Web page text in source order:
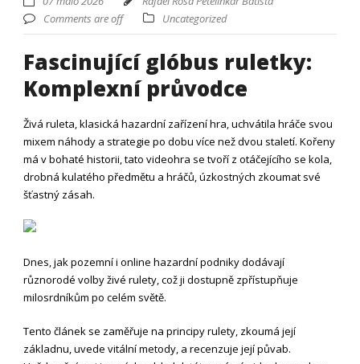
Comments are off
Uncategorized
Fascinující glóbus ruletky:
Komplexní průvodce
Živá ruleta, klasická hazardní zařízení hra, uchvátila hráče svou
mixem náhody a strategie po dobu více než dvou staletí. Kořeny
má v bohaté historii, tato videohra se tvoří z otáčejícího se kola,
drobná kulatého předmětu a hráčů, úzkostných zkoumat své
šťastný zásah.
Dnes,jak pozemní i online hazardní podniky dodávají
různorodé volby živé rulety, což ji dostupně zpřístupňuje
milosrdníkům po celém světě.
Tento článek se zaměřuje na principy rulety, zkoumá její
základnu, uvede vitální metody, a recenzuje její půvab.